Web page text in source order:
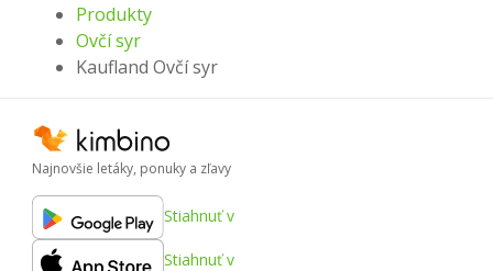
Produkty
Ovčí syr
Kaufland Ovčí syr
Najnovšie letáky, ponuky a zľavy
Stiahnuť v
Stiahnuť v